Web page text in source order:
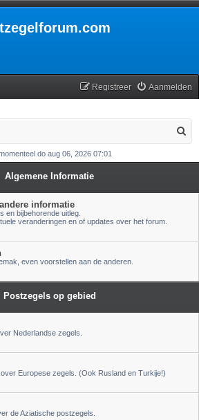
Aanmelden
Registreer
e
do aug 06, 2026 07:01
Algemene Informatie
informatie
en bijbehorende uitleg.
veranderingen en of updates over het forum.
even voorstellen aan de anderen.
Postzegels op gebied
Nederlandse zegels.
Europese zegels. (Ook Rusland en Turkije!)
de Aziatische postzegels.